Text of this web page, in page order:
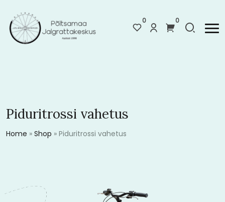
0 0
Piduritrossi vahetus
Home » Shop » Piduritrossi vahetus